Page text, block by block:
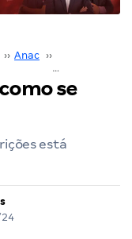
›› Anac ››
se
está